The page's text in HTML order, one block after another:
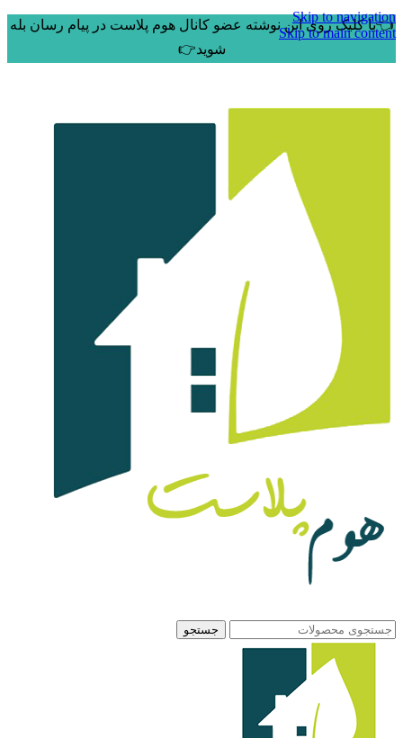
Skip to navigation
Skip to main content
👈با کلیک روی این نوشته عضو کانال هوم پلاست در پیام رسان بله
شوید👉
جستجو